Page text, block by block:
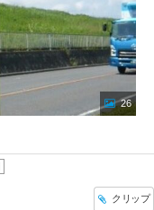
26
クリップ